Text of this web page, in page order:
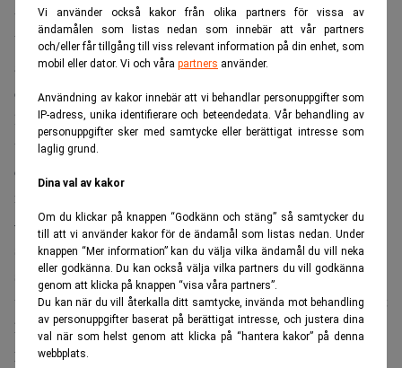
Vi använder också kakor från olika partners för vissa av
ändamålen som listas nedan som innebär att vår partners
och/eller får tillgång till viss relevant information på din enhet, som
mobil eller dator. Vi och våra partners använder.
Användning av kakor innebär att vi behandlar personuppgifter som
IP-adress, unika identifierare och beteendedata. Vår behandling av
personuppgifter sker med samtycke eller berättigat intresse som
laglig grund.
Dina val av kakor
Om du klickar på knappen “Godkänn och stäng” så samtycker du
till att vi använder kakor för de ändamål som listas nedan. Under
knappen “Mer information” kan du välja vilka ändamål du vill neka
eller godkänna. Du kan också välja vilka partners du vill godkänna
genom att klicka på knappen “visa våra partners”.
Du kan när du vill återkalla ditt samtycke, invända mot behandling
av personuppgifter baserat på berättigat intresse, och justera dina
val när som helst genom att klicka på “hantera kakor” på denna
webbplats.
utförd, konstaterar VMware Carbon Black.
Vidare har 51 procent av finansinstituten utsatts för
attacker riktade för att komma åt marknadsstrategier via
övertagandet av börsmäklares konton. Om en sådan attack
lyckas kan det exempelvis påverka marknaden, främja en
viss utveckling eller underlätta insiderhandel. Särskilt
destruktiva är även så kallade Chronos-attacker där man
manipulerar tid.
– Cyberbrottskarteller utvecklas både vad gäller attackens
sofistikering och organisation. Såväl karteller och som
stater riktar it-attacker mot den finansiella sektorn. Att
vara medveten om situationen är av största vikt. Spelplanet
har förändrats då banköverföringsbedrägerier inte är det
yttersta mål, utan målet är att kapa den digitala